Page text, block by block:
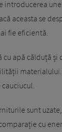
introducerea
aceasta se
fie eficientă.
cu apă călduță
materialului.
sunt
cu